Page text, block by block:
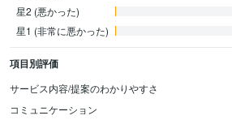
星2 (悪かった)
星1 (非常に悪かった)
項目別評価
サービス内容/提案のわかりやすさ
コミュニケーション